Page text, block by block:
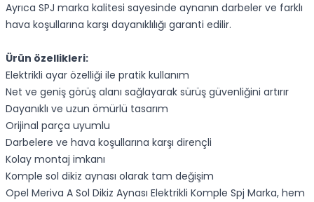
Ayrıca SPJ marka kalitesi sayesinde aynanın darbeler ve farklı
hava koşullarına karşı dayanıklılığı garanti edilir.
Ürün özellikleri:
Elektrikli ayar özelliği ile pratik kullanım
Net ve geniş görüş alanı sağlayarak sürüş güvenliğini artırır
Dayanıklı ve uzun ömürlü tasarım
Orijinal parça uyumlu
Darbelere ve hava koşullarına karşı dirençli
Kolay montaj imkanı
Komple sol dikiz aynası olarak tam değişim
Opel Meriva A Sol Dikiz Aynası Elektrikli Komple Spj Marka, hem